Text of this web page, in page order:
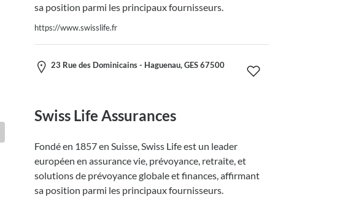
sa position parmi les principaux fournisseurs.
https://www.swisslife.fr
23 Rue des Dominicains - Haguenau, GES 67500
Swiss Life Assurances
Fondé en 1857 en Suisse, Swiss Life est un leader
européen en assurance vie, prévoyance, retraite, et
solutions de prévoyance globale et finances, affirmant
sa position parmi les principaux fournisseurs.